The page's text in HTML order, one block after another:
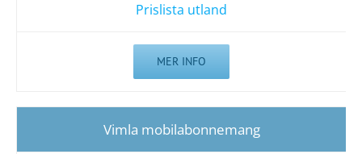
Prislista utland
MER INFO
Vimla mobilabonnemang